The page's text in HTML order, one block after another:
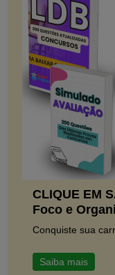
CLIQUE EM
Foco e
Conquiste sua
Saiba mais